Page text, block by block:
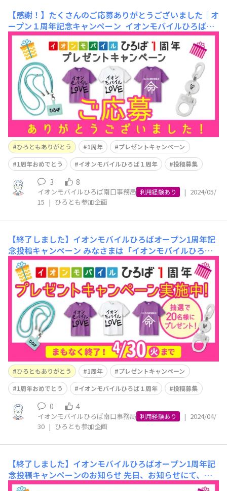
【感謝！】たくさんのご応募ありがとうございました｜オ
ープン１周年記念キャンペーン イオンモバイルひろばオ
ープン1周年記念投稿キャンペーンへのご応募ありがとう
ございました！ イオンモバイルひろばは3月14日にオープ
ン1周年を迎えました。 そして、1周年をみなさまとこう
して迎えることができた感謝を込めて4月1日〜4月30日の
期間でイオンモバイルひろばオ
ひろともありがとう 1周年
プレゼントキャンペーン
1周年おめでとう
イオンモバイルひろば１周年 投稿募集
3 8
イオンモバイルひろば南口事務局 利用経験あり | 2024/05/
15 | ひろとも参加企画
【終了しました】イオンモバイルひろばオープン1周年記
念投稿キャンペーン みなさまは「イオンモバイルひろば
オープン1周年記念投稿キャンペーン」には既に参加され
ましたか？ 本日、4月30日(火)がキャンペーンに応募でき
る最後の日となります！まだまだ間に合いますので、ぜひ
みなさまご参加ください。 【キャンペーン詳細】期間中
に特定のハッシュタグをつけて投稿し
ひろともありがとう 1周年
プレゼントキャンペーン
1周年おめでとう
イオンモバイルひろば１周年 投稿募集
0 4
イオンモバイルひろば南口事務局 利用経験あり | 2024/04/
30 | ひろとも参加企画
【終了しました】イオンモバイルひろばオープン1周年記
念投稿キャンペーンのお知らせ 先日、お知らせにて、イ
オンモバイルひろばオープン1周年記念投稿キャンペーン